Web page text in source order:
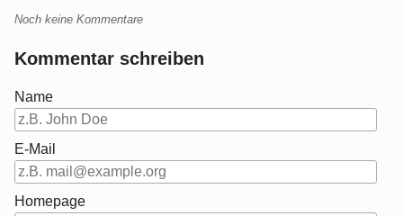
Noch keine Kommentare
Kommentar schreiben
Name
E-Mail
Homepage